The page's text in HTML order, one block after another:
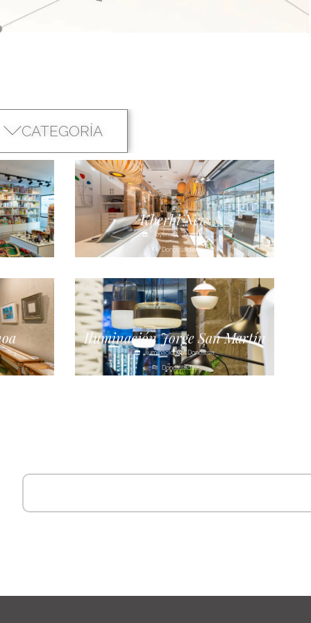
CATEGORÍA
Kberbi New
Joyería Donostia
Donostialdea
Iluminación Jorge San Martín
Iluminación Donostsia
Donostialdea